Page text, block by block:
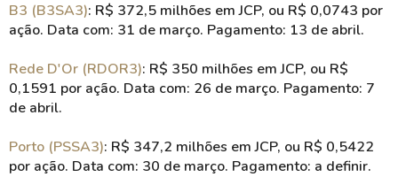
B3 (B3SA3): R$ 372,5 milhões em JCP, ou R$ 0,0743 por
ação. Data com: 31 de março. Pagamento: 13 de abril.
Rede D'Or (RDOR3): R$ 350 milhões em JCP, ou R$
0,1591 por ação. Data com: 26 de março. Pagamento: 7
de abril.
Porto (PSSA3): R$ 347,2 milhões em JCP, ou R$ 0,5422
por ação. Data com: 30 de março. Pagamento: a definir.